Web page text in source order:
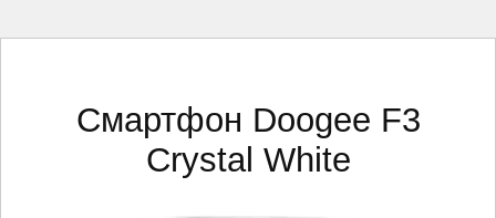
Смартфон Doogee F3
Crystal White